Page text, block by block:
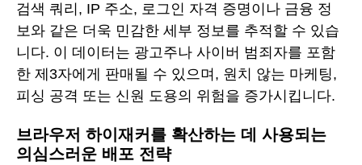
검색 쿼리, IP 주소, 로그인 자격 증명이나 금융 정
보와 같은 더욱 민감한 세부 정보를 추적할 수 있습
니다. 이 데이터는 광고주나 사이버 범죄자를 포함
한 제3자에게 판매될 수 있으며, 원치 않는 마케팅,
피싱 공격 또는 신원 도용의 위험을 증가시킵니다.
브라우저 하이재커를 확산하는 데 사용되는
의심스러운 배포 전략